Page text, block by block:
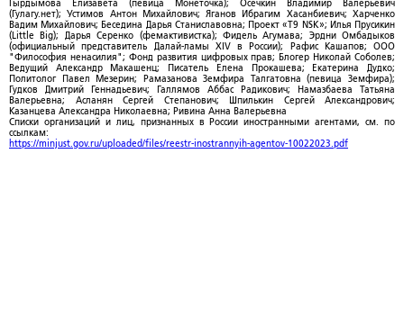
Гырдымова Елизавета (певица Монеточка); Осечкин Владимир Валерьевич
(Гулагу.нет); Устимов Антон Михайлович; Яганов Ибрагим Хасанбиевич; Харченко
Вадим Михайлович; Беседина Дарья Станиславовна; Проект «T9 NSK»; Илья Прусикин
(Little Big); Дарья Серенко (фемактивистка); Фидель Агумава; Эрдни Омбадыков
(официальный представитель Далай-ламы XIV в России); Рафис Кашапов; ООО
"Философия ненасилия"; Фонд развития цифровых прав; Блогер Николай Соболев;
Ведущий Александр Макашенц; Писатель Елена Прокашева; Екатерина Дудко;
Политолог Павел Мезерин; Рамазанова Земфира Талгатовна (певица Земфира);
Гудков Дмитрий Геннадьевич; Галлямов Аббас Радикович; Намазбаева Татьяна
Валерьевна; Асланян Сергей Степанович; Шпилькин Сергей Александрович;
Казанцева Александра Николаевна; Ривина Анна Валерьевна
Списки организаций и лиц, признанных в России иностранными агентами, см. по
ссылкам:
https://minjust.gov.ru/uploaded/files/reestr-inostrannyih-agentov-10022023.pdf